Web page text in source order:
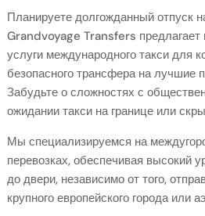
Планируете долгожданный отпуск
Grandvoyage Transfers
услуги международного такси для
безопасного трансфера на
Забудьте о сложностях с
ожидании такси на границе или
Мы специализируемся на
перевозках, обеспечивая высокий
до двери, независимо от того,
крупного европейского города или